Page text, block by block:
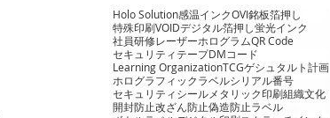
Holo Solution感温インクOVI銘板箔押し
特殊印刷VOIDデジタル箔押し蛍光インク
社員研修レーザーホログラムQR Code
セキュリティテープDMコード
Learning OrganizationTCGゲシュタルト計画
ホログラフィックラベルシリアル番号
セキュリティシールメタリック印刷組織文化
開封防止改ざん防止偽造防止ラベル